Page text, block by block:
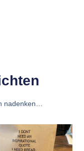
nadenken…